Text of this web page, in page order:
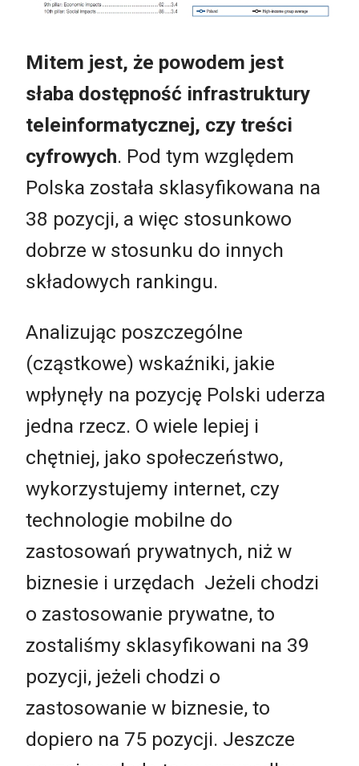
Mitem jest, że powodem jest
słaba dostępność infrastruktury
teleinformatycznej, czy treści
cyfrowych. Pod tym względem
Polska została sklasyfikowana na
38 pozycji, a więc stosunkowo
dobrze w stosunku do innych
składowych rankingu.
Analizując poszczególne
(cząstkowe) wskaźniki, jakie
wpłynęły na pozycję Polski uderza
jedna rzecz. O wiele lepiej i
chętniej, jako społeczeństwo,
wykorzystujemy internet, czy
technologie mobilne do
zastosowań prywatnych, niż w
biznesie i urzędach Jeżeli chodzi
o zastosowanie prywatne, to
zostaliśmy sklasyfikowani na 39
pozycji, jeżeli chodzi o
zastosowanie w biznesie, to
dopiero na 75 pozycji. Jeszcze